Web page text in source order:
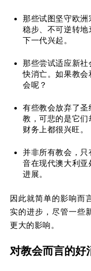
那些试图坚守欧洲
稳步、不可逆转
下一代兴起。
那些尝试适应新
快消亡。如果教
会呢？
有些教会放弃了
教，可悲的是它
财务上都很兴旺。
并非所有教会，
音在现代澳大利
进展。
因此就简单的影响而
实的进步，尽管一些
更大的影响。
对教会而言的好